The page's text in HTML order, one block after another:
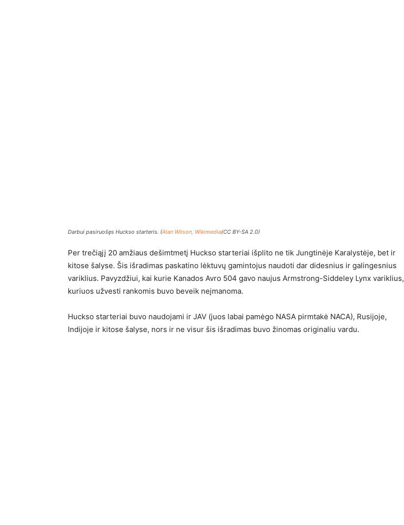
Darbui pasiruošęs Huckso starteris. (Alan Wilson, Wikimedia(CC BY-SA 2.0)
Per trečiąjį 20 amžiaus dešimtmetį Huckso starteriai išplito ne tik Jungtinėje Karalystėje, bet ir
kitose šalyse. Šis išradimas paskatino lėktuvų gamintojus naudoti dar didesnius ir galingesnius
variklius. Pavyzdžiui, kai kurie Kanados Avro 504 gavo naujus Armstrong-Siddeley Lynx variklius,
kuriuos užvesti rankomis buvo beveik neįmanoma.
Huckso starteriai buvo naudojami ir JAV (juos labai pamėgo NASA pirmtakė NACA), Rusijoje,
Indijoje ir kitose šalyse, nors ir ne visur šis išradimas buvo žinomas originaliu vardu.